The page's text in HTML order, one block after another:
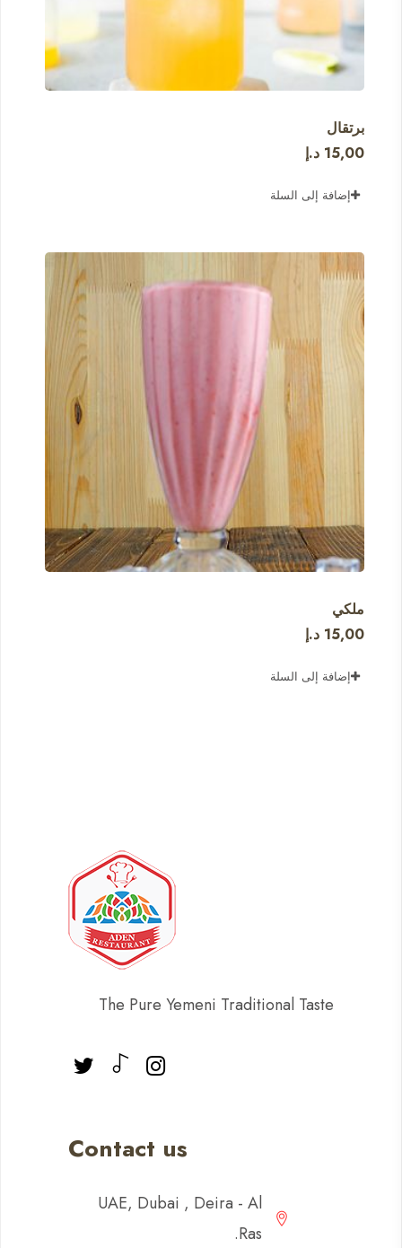
برتقال
15,00 د.إ
إضافة إلى السلة
ملكي
15,00 د.إ
إضافة إلى السلة
The Pure Yemeni Traditional Taste
Contact us
UAE, Dubai , Deira - Al
Ras.